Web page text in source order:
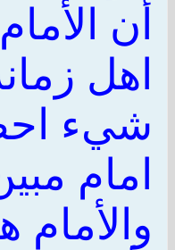
أن
اهل
شيء
امام
والأمام